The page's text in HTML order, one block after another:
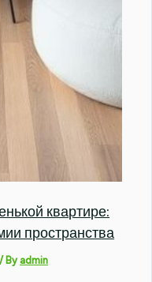
квартире:
пространства
/ Byadmin